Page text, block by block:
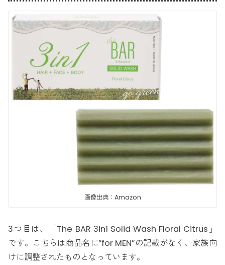
画像出典：Amazon
3つ目は、「The BAR 3in1 Solid Wash Floral Citrus」
です。こちらは商品名に”for MEN”の記載がなく、家族向
けに調整されたものとなっています。